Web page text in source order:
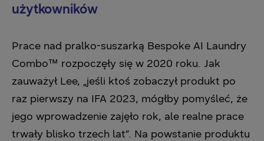
użytkowników
Prace nad pralko-suszarką Bespoke AI Laundry
Combo™ rozpoczęły się w 2020 roku. Jak
zauważył Lee, „jeśli ktoś zobaczył produkt po
raz pierwszy na IFA 2023, mógłby pomyśleć, że
jego wprowadzenie zajęło rok, ale realne prace
trwały blisko trzech lat”. Na powstanie produktu